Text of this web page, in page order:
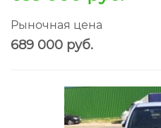
Рыночная цена
689 000 руб.